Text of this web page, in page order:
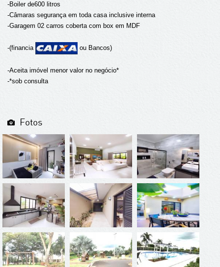
-Boiler de600 litros
-Câmaras segurança em toda casa inclusive interna
-Garagem 02 carros coberta com box em MDF
-(financia ou Bancos)
-Aceita imóvel menor valor no negócio*
-*sob consulta
Fotos